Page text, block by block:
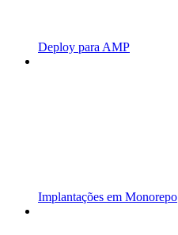
Deploy para AMP
Implantações em Monorepo